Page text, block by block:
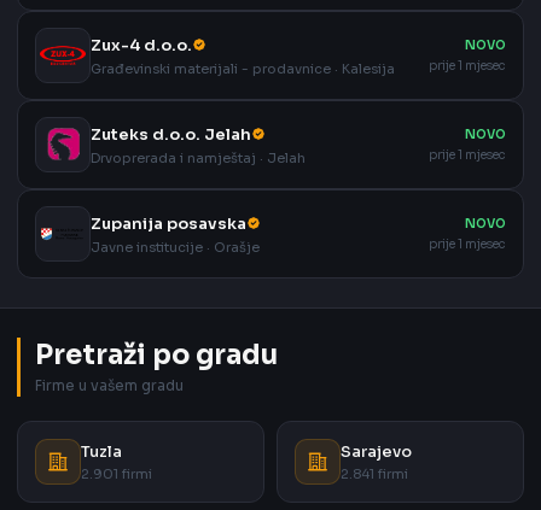
Zux-4 d.o.o.
Građevinski materijali - prodavnice · Kalesija
NOVO
prije 1 mjesec
Zuteks d.o.o. Jelah
Drvoprerada i namještaj · Jelah
NOVO
prije 1 mjesec
Zupanija posavska
Javne institucije · Orašje
NOVO
prije 1 mjesec
Pretraži po gradu
Firme u vašem gradu
Tuzla
2.901 firmi
Sarajevo
2.841 firmi